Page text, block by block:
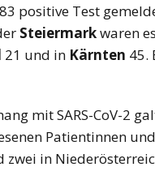
positive Test
Steiermarkwaren
21 und in Kärnten 45.
mit SARS-CoV-2
Patientinnen
zwei in